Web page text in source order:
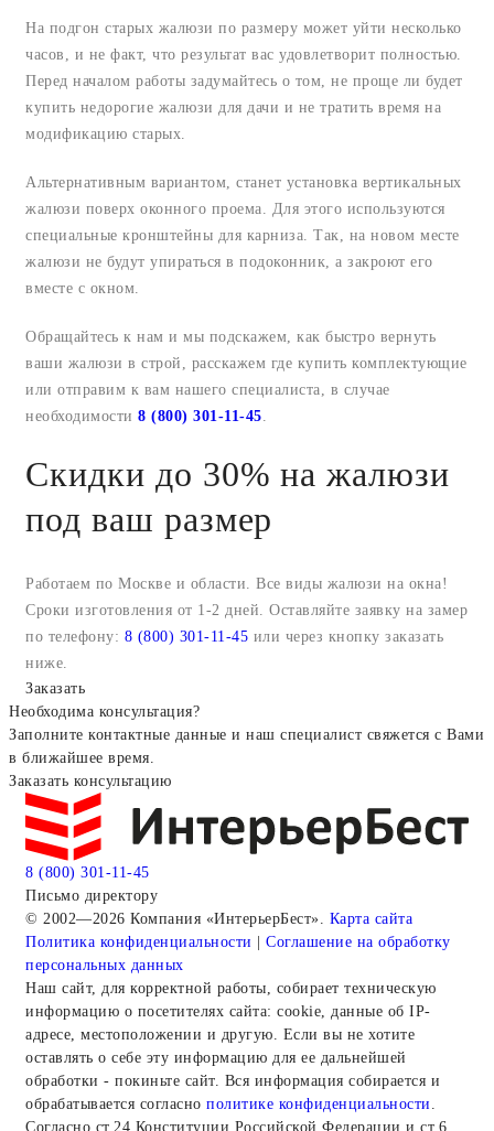
На подгон старых жалюзи по размеру может уйти несколько
часов, и не факт, что результат вас удовлетворит полностью.
Перед началом работы задумайтесь о том, не проще ли будет
купить недорогие жалюзи для дачи и не тратить время на
модификацию старых.
Альтернативным вариантом, станет установка вертикальных
жалюзи поверх оконного проема. Для этого используются
специальные кронштейны для карниза. Так, на новом месте
жалюзи не будут упираться в подоконник, а закроют его
вместе с окном.
Обращайтесь к нам и мы подскажем, как быстро вернуть
ваши жалюзи в строй, расскажем где купить комплектующие
или отправим к вам нашего специалиста, в случае
необходимости 8 (800) 301-11-45
Скидки до 30% на жалюзи
под ваш размер
Работаем по Москве и области. Все виды жалюзи на окна!
Сроки изготовления от 1-2 дней. Оставляйте заявку на замер
по телефону: 8 (800) 301-11-45 или через кнопку заказать
ниже.
Заказать
Необходима консультация?
Заполните контактные данные и наш специалист свяжется с Вами
в ближайшее время.
Заказать консультацию
8 (800) 301-11-45
Письмо директору
© 2002—2026 Компания «ИнтерьерБест». Карта сайта
Политика конфиденциальности | Соглашение на обработку
персональных данных
Наш сайт, для корректной работы, собирает техническую
информацию о посетителях сайта: cookie, данные об IP-
адресе, местоположении и другую. Если вы не хотите
оставлять о себе эту информацию для ее дальнейшей
обработки - покиньте сайт. Вся информация собирается и
обрабатывается согласно политике конфиденциальности
Согласно ст.24 Конституции Российской Федерации и ст.6